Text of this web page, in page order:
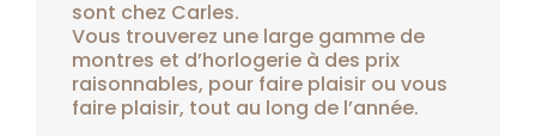
sont chez Carles.
Vous trouverez une large gamme de
montres et d’horlogerie à des prix
raisonnables, pour faire plaisir ou vous
faire plaisir, tout au long de l’année.